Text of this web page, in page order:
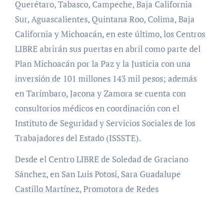
Querétaro, Tabasco, Campeche, Baja California
Sur, Aguascalientes, Quintana Roo, Colima, Baja
California y Michoacán, en este último, los Centros
LIBRE abrirán sus puertas en abril como parte del
Plan Michoacán por la Paz y la Justicia con una
inversión de 101 millones 143 mil pesos; además
en Tarímbaro, Jacona y Zamora se cuenta con
consultorios médicos en coordinación con el
Instituto de Seguridad y Servicios Sociales de los
Trabajadores del Estado (ISSSTE).
Desde el Centro LIBRE de Soledad de Graciano
Sánchez, en San Luis Potosí, Sara Guadalupe
Castillo Martínez, Promotora de Redes